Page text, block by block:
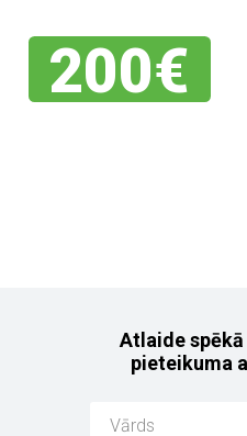
200€
Atlaide
pieteikuma